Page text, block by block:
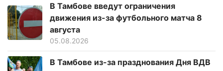
В Тамбове введут ограничения
движения из-за футбольного матча 8
августа
05.08.2026
В Тамбове из-за празднования Дня ВДВ